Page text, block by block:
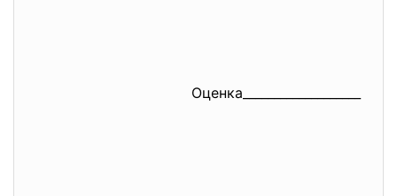
Оценка___________________